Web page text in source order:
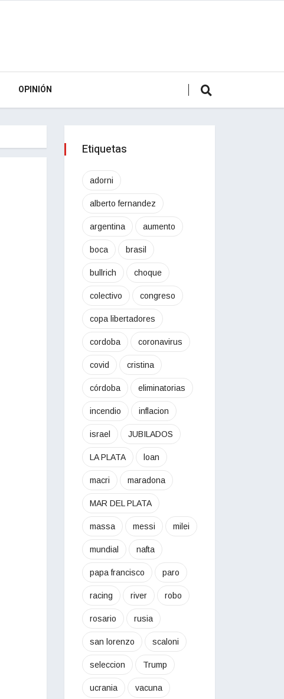
OPINIÓN
Etiquetas
adorni
alberto fernandez
argentina aumento
boca brasil
bullrich choque
colectivo congreso
copa libertadores
cordoba coronavirus
covid cristina
córdoba eliminatorias
incendio inflacion
israel JUBILADOS
LA PLATA loan
macri maradona
MAR DEL PLATA
massa messi milei
mundial nafta
papa francisco paro
racing river robo
rosario rusia
san lorenzo scaloni
seleccion Trump
ucrania vacuna